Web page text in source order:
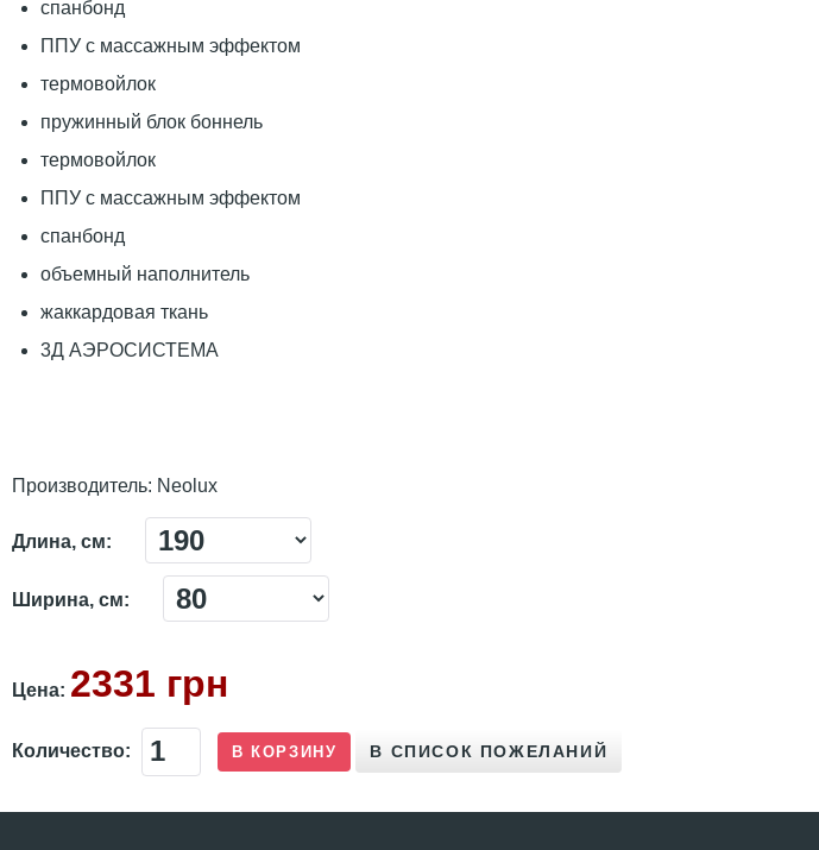
спанбонд
ППУ с массажным эффектом
термовойлок
пружинный блок боннель
термовойлок
ППУ с массажным эффектом
спанбонд
объемный наполнитель
жаккардовая ткань
3Д АЭРОСИСТЕМА
Производитель: Neolux
Длина, см:
Ширина, см:
Цена: 2331 грн
Количество: